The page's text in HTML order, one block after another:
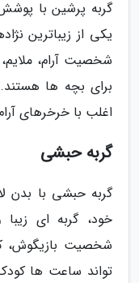
گربه پرشین با
یکی از زیباترین
شخصیت آرام،
برای بچه ها
اغلب با خرخرهای
گربه حبشی
گربه حبشی با بدن
خود، گربه ای
شخصیت بازیگوش،
تواند ساعت ها کودک